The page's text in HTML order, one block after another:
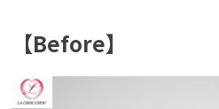
【Before】